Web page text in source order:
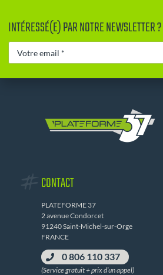
INTÉRESSÉ(E) PAR NOTRE NEWSLETTER ?
CONTACT
PLATEFORME 37
2 avenue Condorcet
91240 Saint-Michel-sur-Orge
FRANCE
0 806 110 337
(Service gratuit + prix d’un appel)